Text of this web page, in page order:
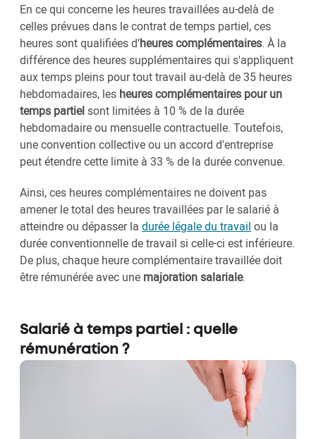
En ce qui concerne les heures travaillées au-delà de
celles prévues dans le contrat de temps partiel, ces
heures sont qualifiées d’heures complémentaires. À la
différence des heures supplémentaires qui s'appliquent
aux temps pleins pour tout travail au-delà de 35 heures
hebdomadaires, les heures complémentaires pour un
temps partielsont limitées à 10 % de la durée
hebdomadaire ou mensuelle contractuelle. Toutefois,
une convention collective ou un accord d'entreprise
peut étendre cette limite à 33 % de la durée convenue.
Ainsi, ces heures complémentaires ne doivent pas
amener le total des heures travaillées par le salarié à
atteindre ou dépasser la durée légale du travail ou la
durée conventionnelle de travail si celle-ci est inférieure.
De plus, chaque heure complémentaire travaillée doit
être rémunérée avec une majoration salariale.
Salarié à temps partiel : quelle
rémunération ?